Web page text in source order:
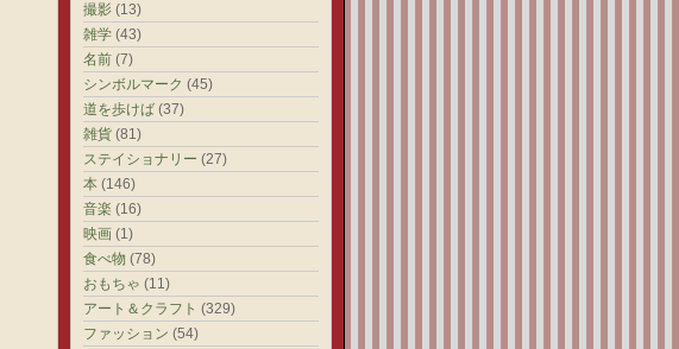
撮影 (13)
雑学 (43)
名前 (7)
シンボルマーク (45)
道を歩けば (37)
雑貨 (81)
ステイショナリー (27)
本 (146)
音楽 (16)
映画 (1)
食べ物 (78)
おもちゃ (11)
アート＆クラフト (329)
ファッション (54)